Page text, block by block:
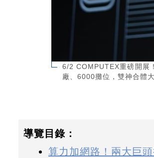
6/2 COMPUTEX重磅開展
廠、6000攤位，雙神合體
導覽目錄：
算力加網路！兩大巨